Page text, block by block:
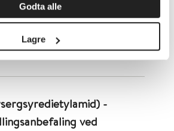
Godta alle
Lagre
brann,
ved
-
ved